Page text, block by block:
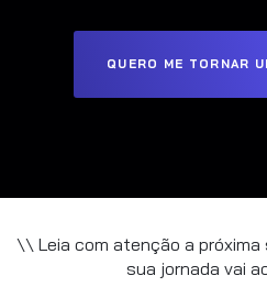
QUERO ME TORNAR
\\ Leia com atenção a próxima
sua jornada vai